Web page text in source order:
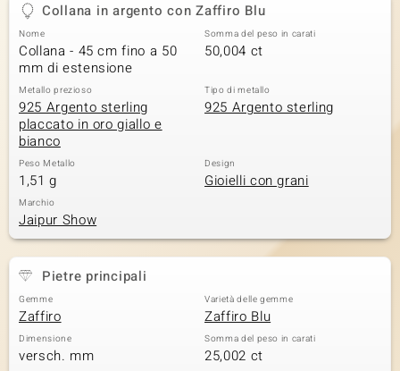
ClassicsCollana in argento con Zaffiro Blu
Nome
Collana - 45 cm fino a 50
mm di estensione
Somma del peso in carati
50,004 ct
Metallo prezioso
925 Argento sterling
placcato in oro giallo e
bianco
Tipo di metallo
925 Argento sterling
Peso Metallo
1,51 g
Design
Gioielli con grani
Marchio
Jaipur Show
Pietre principali
Gemme
Zaffiro
Varietà delle gemme
Zaffiro Blu
Dimensione
versch. mm
Somma del peso in carati
25,002 ct